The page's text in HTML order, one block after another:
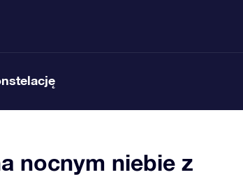
nocnym niebie z